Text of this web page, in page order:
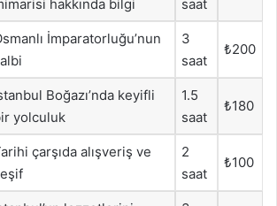
hakkında bilgi
saat
İmparatorluğu’nun
3
saat
₺200
Boğazı’nda keyifli
yolculuk
1.5
saat
₺180
çarşıda alışveriş ve
2
saat
₺100